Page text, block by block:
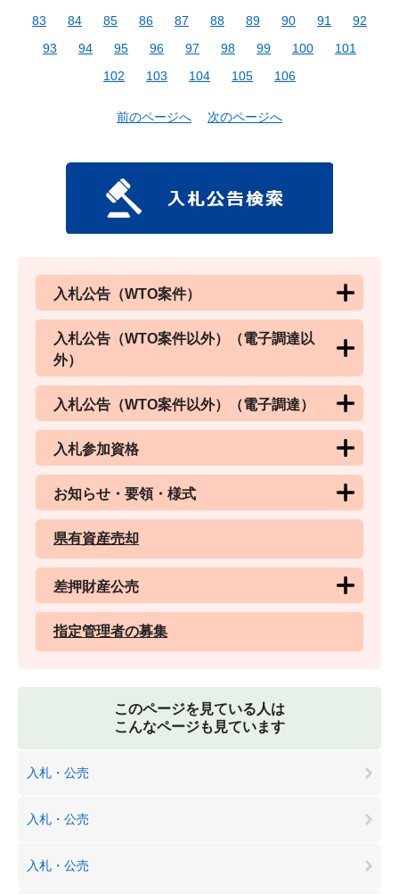
83
84 85 86 87 88 89 90 91
92
93
94 95 96 97 98 99 100
101
102
103 104 105 106
前のページへ 次のページへ
入札公告（WTO案件）
入札公告（WTO案件以外）（電子調達以
外）
入札公告（WTO案件以外）（電子調達）
入札参加資格
お知らせ・要領・様式
県有資産売却
差押財産公売
指定管理者の募集
このページを見ている人は
こんなページも見ています
入札・公売
入札・公売
入札・公売